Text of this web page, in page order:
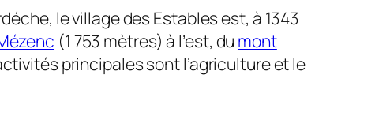
le village des Estables est, à 1343
(1 753 mètres) à l’est, du mont
principales sont l’agriculture et le